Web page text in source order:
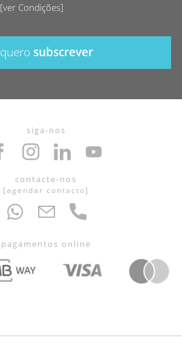
[ver Condições]
quero subscrever
siga-nos
contacte-nos
[agendar contacto]
pagamentos online